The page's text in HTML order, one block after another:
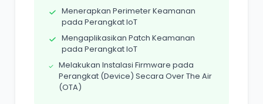
Menerapkan Perimeter Keamanan
pada Perangkat IoT
Mengaplikasikan Patch Keamanan
pada Perangkat IoT
Melakukan Instalasi Firmware pada
Perangkat (Device) Secara Over The Air
(OTA)